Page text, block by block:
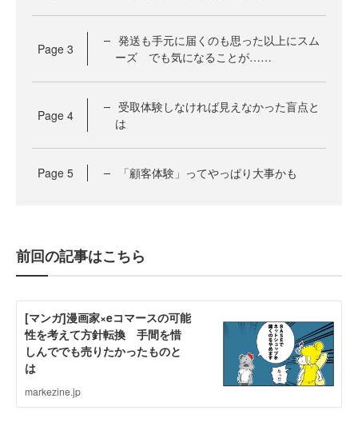
Page 3
発送も手元に届くのも思った以上にスム
ーズ でも気になることが……
Page 4
受取体験しなければ見えなかった盲点と
は
Page 5 「顧客体験」ってやっぱり大事かも
前回の記事はこちら